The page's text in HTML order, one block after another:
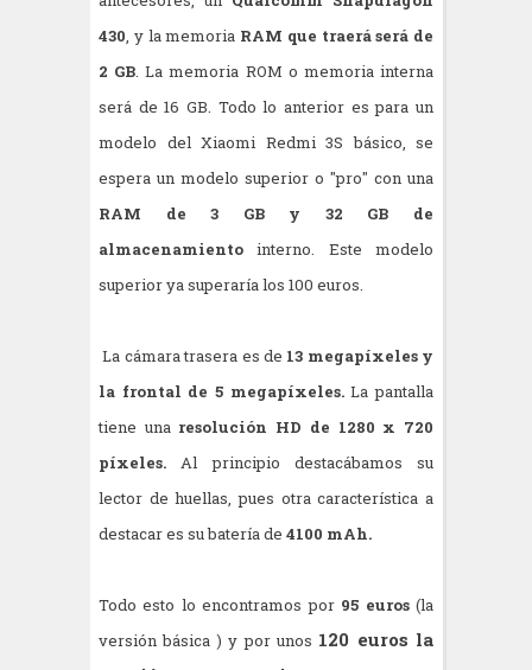
430, y la memoria RAM que traerá será de
2 GB. La memoria ROM o memoria interna
será de 16 GB. Todo lo anterior es para un
modelo del Xiaomi Redmi 3S básico, se
espera un modelo superior o "pro" con una
RAM de 3 GB y 32 GB de
almacenamiento interno. Este modelo
superior ya superaría los 100 euros.
La cámara trasera es de 13 megapíxeles y
la frontal de 5 megapíxeles.La pantalla
tiene una resolución HD de 1280 x 720
píxeles. Al principio destacábamos su
lector de huellas, pues otra característica a
destacar es su batería de 4100 mAh.
Todo esto lo encontramos por 95 euros(la
versión básica ) y por unos 120 euros la